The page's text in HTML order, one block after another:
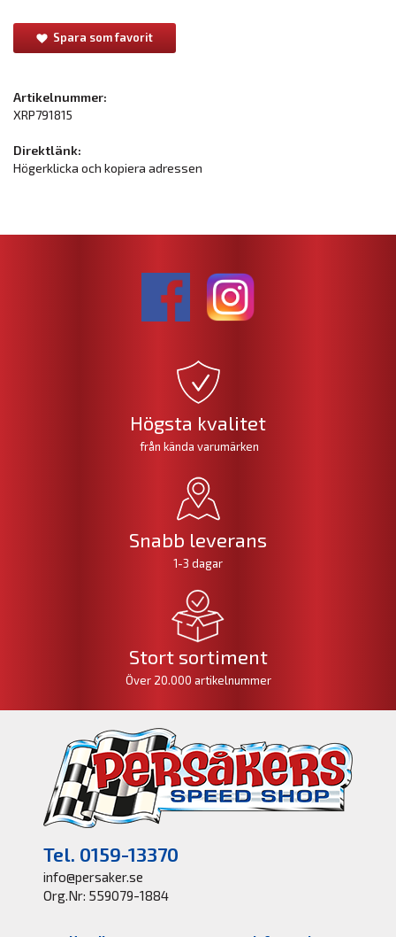
Spara som favorit
Artikelnummer:
XRP791815
Direktlänk:
Högerklicka och kopiera adressen
Högsta kvalitet
från kända varumärken
Snabb leverans
1-3 dagar
Stort sortiment
Över 20.000 artikelnummer
Tel. 0159-13370
info@persaker.se
Org.Nr: 559079-1884